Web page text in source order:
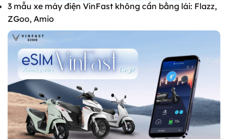
3 mẫu xe máy điện VinFast không cần bằng lái: Flazz,
ZGoo, Amio